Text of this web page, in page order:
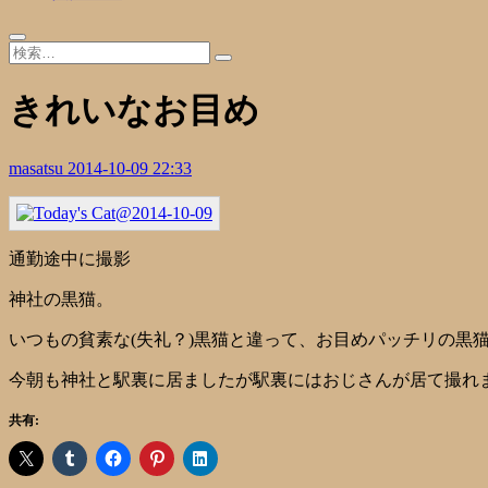
きれいなお目め
masatsu 2014-10-09 22:33
通勤途中に撮影
神社の黒猫。
いつもの貧素な(失礼？)黒猫と違って、お目めパッチリの黒猫
今朝も神社と駅裏に居ましたが駅裏にはおじさんが居て撮れ
共有: